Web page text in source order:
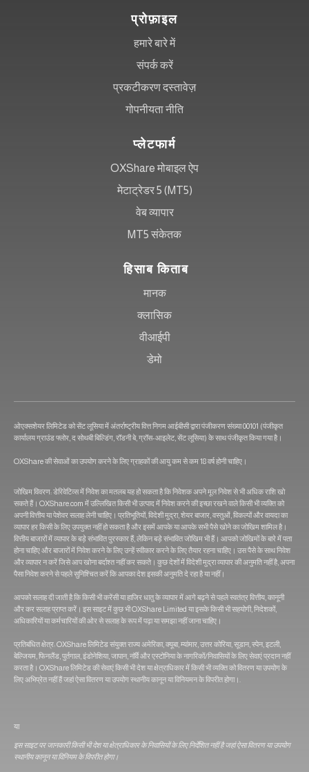
प्रोफ़ाइल
हमारे बारे में
संपर्क करें
प्रकटीकरण दस्तावेज़
गोपनीयता नीति
प्लेटफार्म
OXShare मोबाइल ऐप
मेटाट्रेडर 5 (MT5)
वेब व्यापार
MT5 संकेतक
हिसाब किताब
मानक
क्लासिक
वीआईपी
डेमो
ओएक्सशेयर लिमिटेड को सेंट लूसिया में अंतर्राष्ट्रीय वित्त निगम आईबीसी द्वारा पंजीकरण संख्या 00101 (पंजीकृत
कार्यालय ग्राउंड फ्लोर, द सोथबी बिल्डिंग, रॉडनी बे, ग्रॉस-आइलेट, सेंट लूसिया) के साथ पंजीकृत किया गया है।
OXShare की सेवाओं का उपयोग करने के लिए ग्राहकों की आयु कम से कम 18 वर्ष होनी चाहिए।
जोखिम विवरण: डेरिवेटिव्स में निवेश का मतलब यह हो सकता है कि निवेशक अपने मूल निवेश से भी अधिक राशि खो
सकते हैं। OXShare.com में उल्लिखित किसी भी उत्पाद में निवेश करने की इच्छा रखने वाले किसी भी व्यक्ति को
अपनी वित्तीय या पेशेवर सलाह लेनी चाहिए। प्रतिभूतियों, विदेशी मुद्रा, शेयर बाजार, वस्तुओं, विकल्पों और वायदा का
व्यापार हर किसी के लिए उपयुक्त नहीं हो सकता है और इसमें आपके या आपके सभी पैसे खोने का जोखिम शामिल है।
वित्तीय बाजारों में व्यापार के बड़े संभावित पुरस्कार हैं, लेकिन बड़े संभावित जोखिम भी हैं। आपको जोखिमों के बारे में पता
होना चाहिए और बाजारों में निवेश करने के लिए उन्हें स्वीकार करने के लिए तैयार रहना चाहिए। उस पैसे के साथ निवेश
और व्यापार न करें जिसे आप खोना बर्दाश्त नहीं कर सकते। कुछ देशों में विदेशी मुद्रा व्यापार की अनुमति नहीं है, अपना
पैसा निवेश करने से पहले सुनिश्चित करें कि आपका देश इसकी अनुमति दे रहा है या नहीं।
आपको सलाह दी जाती है कि किसी भी करेंसी या हाजिर धातु के व्यापार में आगे बढ़ने से पहले स्वतंत्र वित्तीय, कानूनी
और कर सलाह प्राप्त करें। इस साइट में कुछ भी OXShare Limited या इसके किसी भी सहयोगी, निदेशकों,
अधिकारियों या कर्मचारियों की ओर से सलाह के रूप में पढ़ा या समझा नहीं जाना चाहिए।
प्रतिबंधित क्षेत्र: OXShare लिमिटेड संयुक्त राज्य अमेरिका, क्यूबा, म्यांमार, उत्तर कोरिया, सूडान, स्पेन, इटली,
बेल्जियम, फिनलैंड, पुर्तगाल, इंडोनेशिया, जापान, नॉर्वे और एस्टोनिया के नागरिकों/निवासियों के लिए सेवाएं प्रदान नहीं
करता है। OXShare लिमिटेड की सेवाएं किसी भी देश या क्षेत्राधिकार में किसी भी व्यक्ति को वितरण या उपयोग के
लिए अभिप्रेत नहीं हैं जहां ऐसा वितरण या उपयोग स्थानीय कानून या विनियमन के विपरीत होगा।.
या
इस साइट पर जानकारी किसी भी देश या क्षेत्राधिकार के निवासियों के लिए निर्देशित नहीं है जहां ऐसा वितरण या उपयोग
स्थानीय कानून या विनियम के विपरीत होगा।